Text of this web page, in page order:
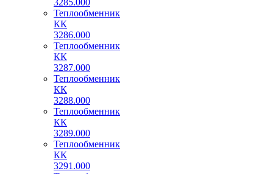
3285.000
Теплообменник
КК
3286.000
Теплообменник
КК
3287.000
Теплообменник
КК
3288.000
Теплообменник
КК
3289.000
Теплообменник
КК
3291.000